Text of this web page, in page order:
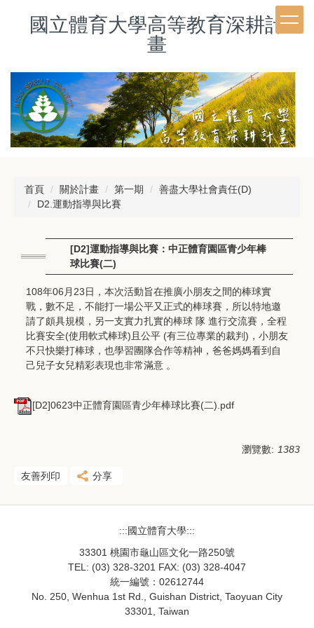
區
國立體育大學高等教育深耕計
畫
首頁 關於計畫 第一期
善盡大學社會責任(D)
D2.運動指導與比賽
[D2]運動指導與比賽：中正體育園區青少年棒
球比賽(二)
108年06月23日，本次活動旨在推廣小朋友之間的棒球實
戰，數不足，不能打一場公平又正式的棒球賽，所以特地邀
請了頗具規模，另一支實力扎實的棒球 隊 進行交流賽，全程
比賽安全(使用軟式棒球)且公平 (有三位專業的裁判)，小朋友
不只快樂打棒球，也學習團隊合作等精神，爸爸媽媽看到自
己兒子女兒精彩表現也非常滿意 。
[D2]0623中正體育園區青少年棒球比賽(二).pdf
瀏覽數: 1383
友善列印 分享
:::國立體育大學:::
33301 桃園市龜山區文化一路250號
TEL: (03) 328-3201 FAX: (03) 328-4047
統一編號：02612744
No. 250, Wenhua 1st Rd., Guishan District, Taoyuan City
33301, Taiwan